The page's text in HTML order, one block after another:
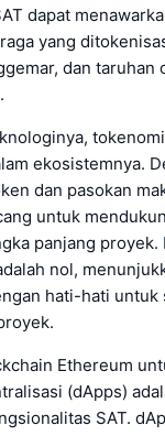
dapat
yang
dan taruhan
ekosistemnya.
dan pasokan
untuk
panjang proyek.
nol,
hati-hati untuk
Ethereum
(dApps)
SAT.